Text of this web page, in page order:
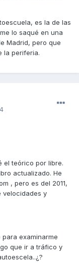
es la de las
lo saqué en una
Madrid, pero que
la periferia.
el teórico por libre.
actualizado. He
, pero es del 2011,
velocidades y
examinarme
que ir a tráfico y